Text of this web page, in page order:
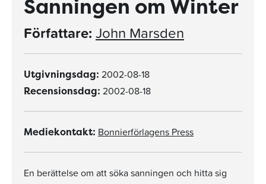
Sanningen om Winter
Författare: John Marsden
Utgivningsdag: 2002-08-18
Recensionsdag: 2002-08-18
Mediekontakt: Bonnierförlagens Press
En berättelse om att söka sanningen och hitta sig